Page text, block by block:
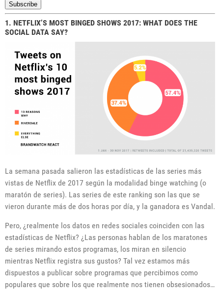
1. NETFLIX’S MOST BINGED SHOWS 2017: WHAT DOES THE
SOCIAL DATA SAY?
La semana pasada salieron las estadísticas de las series más
vistas de Netflix de 2017 según la modalidad binge watching (o
maratón de series). Las series de este ranking son las que se
vieron durante más de dos horas por día, y la ganadora es Vandal.
Pero, ¿realmente los datos en redes sociales coinciden con las
estadísticas de Netflix? ¿Las personas hablan de los maratones
de series mirando estos programas, los miran en silencio
mientras Netflix registra sus gustos? Tal vez estamos más
dispuestos a publicar sobre programas que percibimos como
populares que sobre los que realmente nos tienen obsesionados…